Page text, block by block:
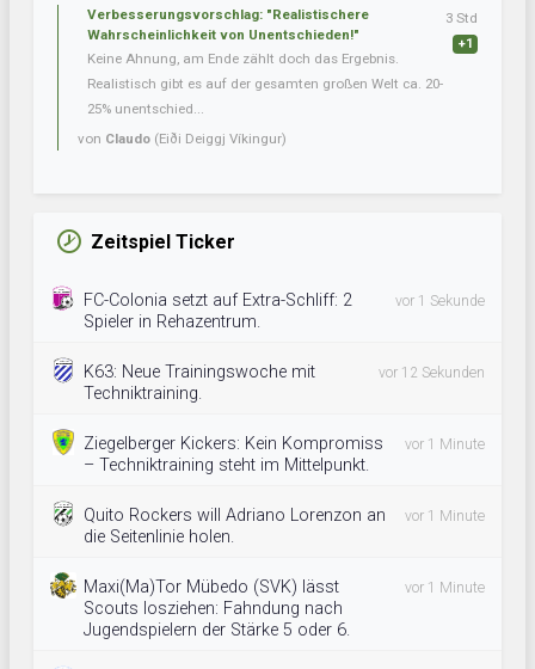
Verbesserungsvorschlag: "Realistischere
Wahrscheinlichkeit von Unentschieden!"
Keine Ahnung, am Ende zählt doch das Ergebnis.
Realistisch gibt es auf der gesamten großen Welt ca. 20-
25% unentschied...
von Claudo (Eiði Deiggj Víkingur)
3 Std
+1
Zeitspiel Ticker
FC-Colonia setzt auf Extra-Schliff: 2
Spieler in Rehazentrum.
vor 1 Sekunde
K63: Neue Trainingswoche mit
Techniktraining.
vor 12 Sekunden
Ziegelberger Kickers: Kein Kompromiss
– Techniktraining steht im Mittelpunkt.
vor 1 Minute
Quito Rockers will Adriano Lorenzon an
die Seitenlinie holen.
vor 1 Minute
Maxi(Ma)Tor Mübedo (SVK) lässt
Scouts losziehen: Fahndung nach
Jugendspielern der Stärke 5 oder 6.
vor 1 Minute